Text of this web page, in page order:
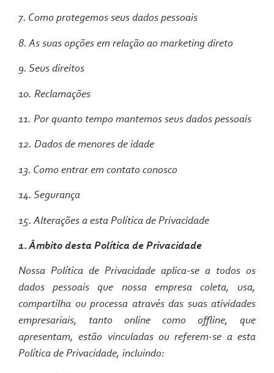
7. Como protegemos seus dados pessoais
8. As suas opções em relação ao marketing direto
9. Seus direitos
10. Reclamações
11. Por quanto tempo mantemos seus dados pessoais
12. Dados de menores de idade
13. Como entrar em contato conosco
14. Segurança
15. Alterações a esta Política de Privacidade
1. Âmbito desta Política de Privacidade
Nossa Política de Privacidade aplica-se a todos os
dados pessoais que nossa empresa coleta, usa,
compartilha ou processa através das suas atividades
empresariais, tanto online como offline, que
apresentam, estão vinculadas ou referem-se a esta
Política de Privacidade, incluindo: